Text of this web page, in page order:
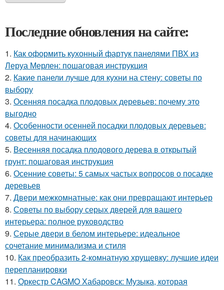
Последние обновления на сайте:
1. Как оформить кухонный фартук панелями ПВХ из
Леруа Мерлен: пошаговая инструкция
2. Какие панели лучше для кухни на стену: советы по
выбору
3. Осенняя посадка плодовых деревьев: почему это
выгодно
4. Особенности осенней посадки плодовых деревьев:
советы для начинающих
5. Весенняя посадка плодового дерева в открытый
грунт: пошаговая инструкция
6. Осенние советы: 5 самых частых вопросов о посадке
деревьев
7. Двери межкомнатные: как они превращают интерьер
8. Советы по выбору серых дверей для вашего
интерьера: полное руководство
9. Серые двери в белом интерьере: идеальное
сочетание минимализма и стиля
10. Как преобразить 2-комнатную хрущевку: лучшие идеи
перепланировки
11. Оркестр CAGMO Хабаровск: Музыка, которая